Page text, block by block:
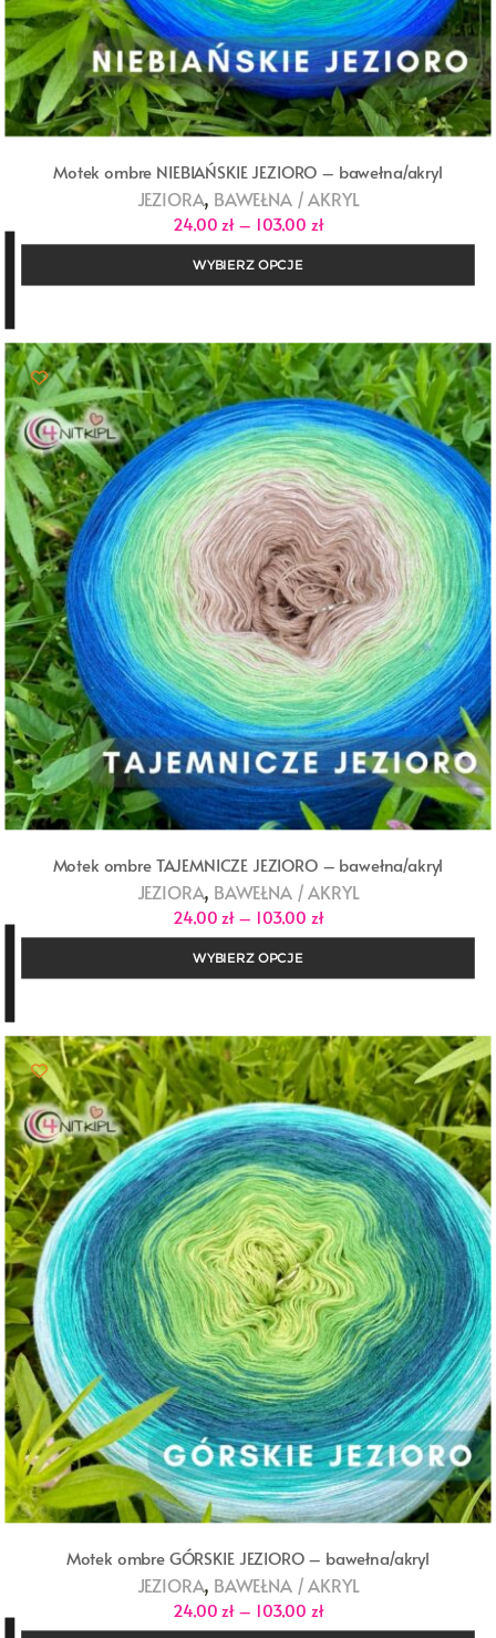
Motek ombre NIEBIAŃSKIE JEZIORO – bawełna/akryl
JEZIORA, BAWEŁNA / AKRYL
24,00 zł – 103,00 złZakres
cen:
do
WYBIERZ OPCJE
Motek ombre TAJEMNICZE JEZIORO – bawełna/akryl
JEZIORA, BAWEŁNA / AKRYL
24,00 zł – 103,00 złZakres
cen:
do
WYBIERZ OPCJE
Motek ombre GÓRSKIE JEZIORO – bawełna/akryl
JEZIORA, BAWEŁNA / AKRYL
24,00 zł – 103,00 złZakres
cen: